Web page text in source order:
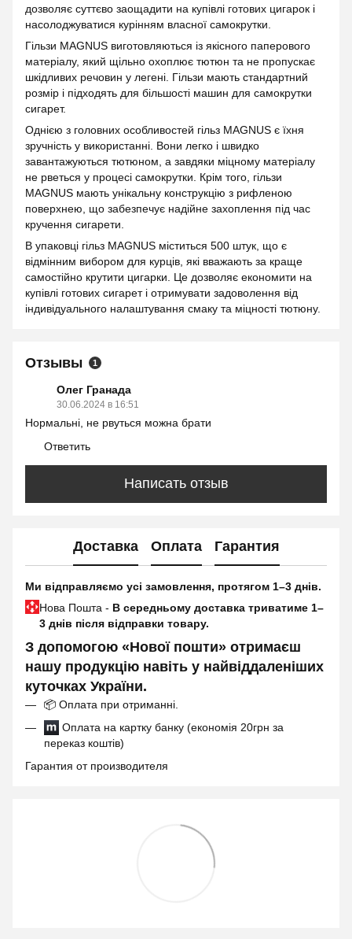
дозволяє суттєво заощадити на купівлі готових цигарок і
насолоджуватися курінням власної самокрутки.
Гільзи MAGNUS виготовляються із якісного паперового
матеріалу, який щільно охоплює тютюн та не пропускає
шкідливих речовин у легені. Гільзи мають стандартний
розмір і підходять для більшості машин для самокрутки
сигарет.
Однією з головних особливостей гільз MAGNUS є їхня
зручність у використанні. Вони легко і швидко
завантажуються тютюном, а завдяки міцному матеріалу
не рветься у процесі самокрутки. Крім того, гільзи
MAGNUS мають унікальну конструкцію з рифленою
поверхнею, що забезпечує надійне захоплення під час
кручення сигарети.
В упаковці гільз MAGNUS міститься 500 штук, що є
відмінним вибором для курців, які вважають за краще
самостійно крутити цигарки. Це дозволяє економити на
купівлі готових сигарет і отримувати задоволення від
індивідуального налаштування смаку та міцності тютюну.
Отзывы 1
Олег Гранада
30.06.2024 в 16:51
Нормальні, не рвуться можна брати
Ответить
Написать отзыв
Доставка Оплата Гарантия
Ми відправляємо усі замовлення, протягом 1–3 днів.
Нова Пошта - В середньому доставка триватиме 1–
3 днів після відправки товару.
З допомогою «Нової пошти» отримаєш
нашу продукцію навіть у найвіддаленіших
куточках України.
📦 Оплата при отриманні.
Оплата на картку банку (економія 20грн за
переказ коштів)
Гарантия от производителя